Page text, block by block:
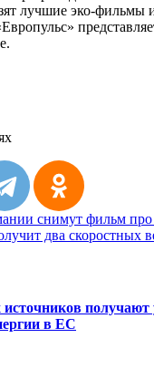
лучшие эко-фильмы
снимут фильм
два скоростных
получают
в ЕС